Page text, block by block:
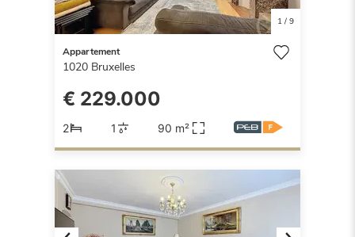
1/ 9
Appartement
1020 Bruxelles
€ 229.000
2 1 90 m²